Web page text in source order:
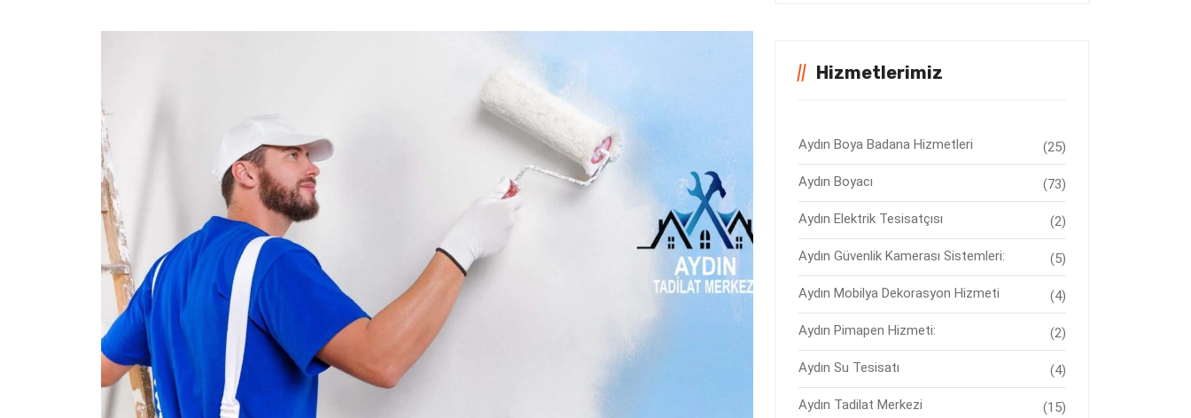
Hizmetlerimiz
Aydın Boya Badana Hizmetleri (25)
Aydın Boyacı (73)
Aydın Elektrik Tesisatçısı (2)
Aydın Güvenlik Kamerası Sistemleri: (5)
Aydın Mobilya Dekorasyon Hizmeti (4)
Aydın Pimapen Hizmeti: (2)
Aydın Su Tesisatı (4)
Aydın Tadilat Merkezi (15)